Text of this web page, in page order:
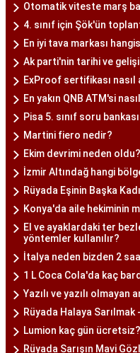
Otomatik viteste marş
4. sınıf için Şök'ün
En iyi tava markası
Ak parti'nin tarihi ve
ExProof sertifikası nasıl
En yakın QNB ATM'si
Pisa 5. sınıf soru
Martini fiero nedir?
Ekim devrimi neden oldu?
İzmir Altındağ hangi
Rüyada Eşinin Başka
Konya'da aile hekiminin
El ve ayaklardaki ter
yöntemler kullanılır?
İtalya neden bizden 2
1 L Coca Cola'da kaç
Yazılı ve yazılı
Rüyada Halaya Sarılmak
Lumion kaç gün ücretsiz?
Rüyada Sarışın Mavi